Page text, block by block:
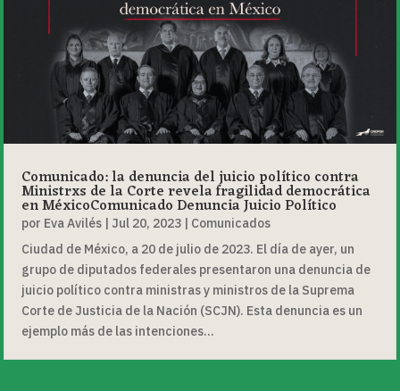
Comunicado: la denuncia del juicio político contra
Ministrxs de la Corte revela fragilidad democrática
en MéxicoComunicado Denuncia Juicio Político
por Eva Avilés | Jul 20, 2023 | Comunicados
Ciudad de México, a 20 de julio de 2023. El día de ayer, un
grupo de diputados federales presentaron una denuncia de
juicio político contra ministras y ministros de la Suprema
Corte de Justicia de la Nación (SCJN). Esta denuncia es un
ejemplo más de las intenciones...